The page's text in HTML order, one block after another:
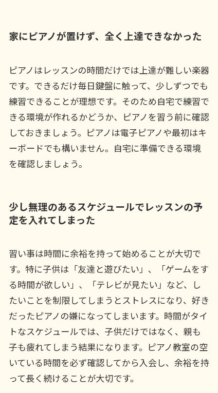
家にピアノが置けず、全く上達できなかった
ピアノはレッスンの時間だけでは上達が難しい楽器
です。できるだけ毎日鍵盤に触って、少しずつでも
練習できることが理想です。そのため自宅で練習で
きる環境が作れるかどうか、ピアノを習う前に確認
しておきましょう。ピアノは電子ピアノや最初はキ
ーボードでも構いません。自宅に準備できる環境
を確認しましょう。
少し無理のあるスケジュールでレッスンの予
定を入れてしまった
習い事は時間に余裕を持って始めることが大切で
す。特に子供は「友達と遊びたい」、「ゲームをす
る時間が欲しい」、「テレビが見たい」など、し
たいことを制限してしまうとストレスになり、好き
だったピアノの嫌になってしまいます。時間がタイ
トなスケジュールでは、子供だけではなく、親も
子も疲れてしまう結果になります。ピアノ教室の空
いている時間を必ず確認してから入会し、余裕を持
って長く続けることが大切です。